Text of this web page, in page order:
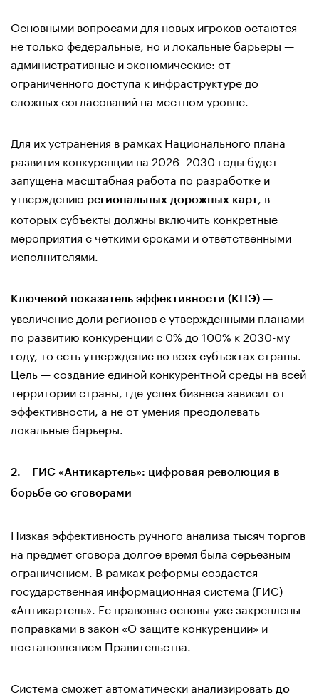
Основными вопросами для новых игроков остаются
не только федеральные, но и локальные барьеры —
административные и экономические: от
ограниченного доступа к инфраструктуре до
сложных согласований на местном уровне.
Для их устранения в рамках Национального плана
развития конкуренции на 2026–2030 годы будет
запущена масштабная работа по разработке и
утверждению региональных дорожных карт , в
которых субъекты должны включить конкретные
мероприятия с четкими сроками и ответственными
исполнителями.
Ключевой показатель эффективности (КПЭ) —
увеличение доли регионов с утвержденными планами
по развитию конкуренции с 0% до 100% к 2030-му
году, то есть утверждение во всех субъектах страны.
Цель — создание единой конкурентной среды на всей
территории страны, где успех бизнеса зависит от
эффективности, а не от умения преодолевать
локальные барьеры.
2. ГИС «Антикартель»: цифровая революция в
борьбе со сговорами
Низкая эффективность ручного анализа тысяч торгов
на предмет сговора долгое время была серьезным
ограничением. В рамках реформы создается
государственная информационная система (ГИС)
«Антикартель». Ее правовые основы уже закреплены
поправками в закон «О защите конкуренции» и
постановлением Правительства.
Система сможет автоматически анализировать до